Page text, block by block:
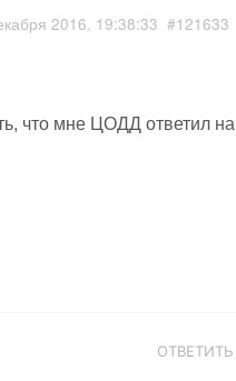
2016, 19:38:33 #121633
что мне ЦОДД ответил на
ОТВЕТИТЬ